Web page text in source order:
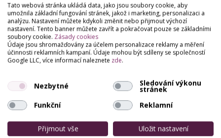
Tato webová stránka ukládá data, jako jsou soubory cookie, aby
umožnila základní fungování stránek, jakož i marketing, personalizaci a
analýzu. Nastavení můžete kdykoli změnit nebo přijmout výchozí
nastavení. Tento banner můžete zavřít a pokračovat pouze se základními
soubory cookie. Zásady cookies
Údaje jsou shromažďovány za účelem personalizace reklamy a měření
účinnosti reklamních kampaní. Údaje mohou být sdíleny se společností
Google LLC, více informací naleznete zde.
Nezbytné Sledování výkonu
stránek
Funkční
Reklamní
Přijmout vše
Uložit nastavení